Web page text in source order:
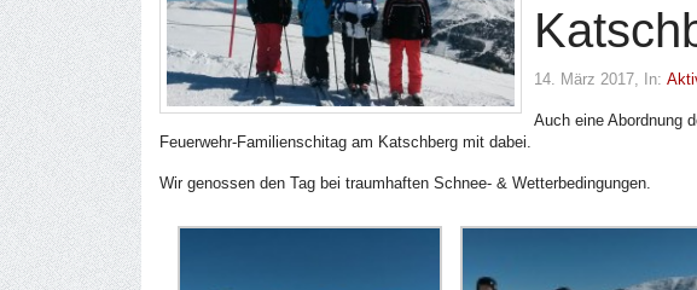
14. März 2017, In:
Auch eine Abordnung
Feuerwehr-Familienschitag am Katschberg mit dabei.
Wir genossen den Tag bei traumhaften Schnee- & Wetterbedingungen.